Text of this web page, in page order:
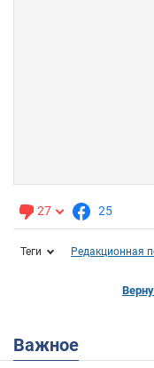
27 25
Теги Редакционная
Важное